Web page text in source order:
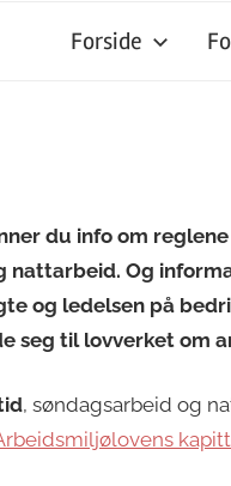
Forside
du info om
nattarbeid. Og
og ledelsen på
seg til lovverket om
, søndagsarbeid og